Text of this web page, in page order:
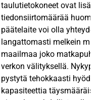
taulutietokoneet ovat
tiedonsiirtomäärää
päätelaite voi olla
langattomasti melkein
maailmaa joko
verkon välityksellä.
pystytä tehokkaasti
kapasiteettia